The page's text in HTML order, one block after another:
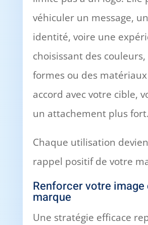
véhiculer un message,
identité, voire une
choisissant des couleurs,
formes ou des
accord avec votre cible,
un attachement plus fort.
Chaque utilisation
rappel positif de votre
Renforcer votre image
marque
Une stratégie efficace